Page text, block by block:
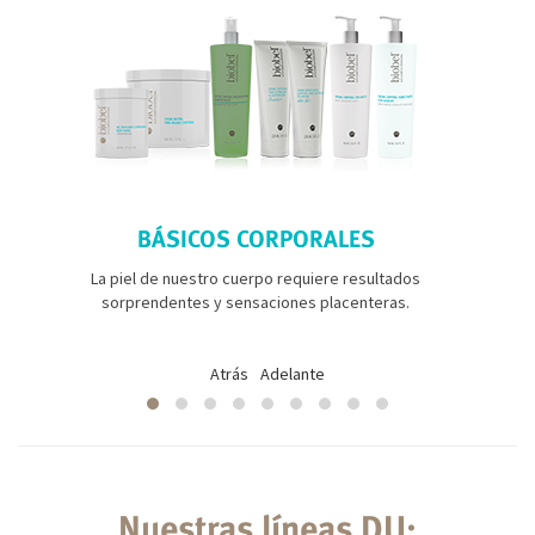
BÁSICOS CORPORALES
La piel de nuestro cuerpo requiere resultados
sorprendentes y sensaciones placenteras.
Atrás Adelante